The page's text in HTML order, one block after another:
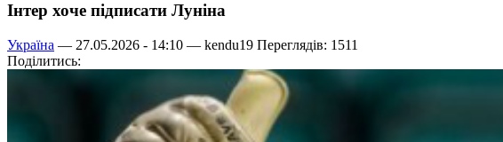
Інтер хоче підписати Луніна
Україна — 27.05.2026 - 14:10 — kendu19 Переглядів: 1511
Поділитись: